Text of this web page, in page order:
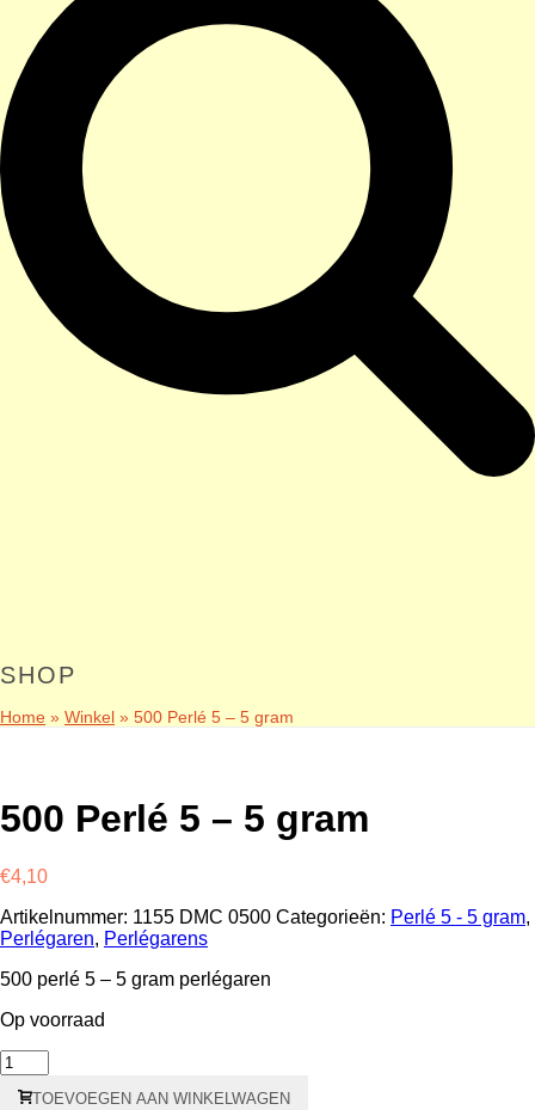
SHOP
Home » Winkel » 500 Perlé 5 – 5 gram
500 Perlé 5 – 5 gram
€4,10
Artikelnummer: 1155 DMC 0500 Categorieën: Perlé 5 - 5 gram,
Perlégaren, Perlégarens
500 perlé 5 – 5 gram perlégaren
Op voorraad
500
Perlé
TOEVOEGEN AAN WINKELWAGEN